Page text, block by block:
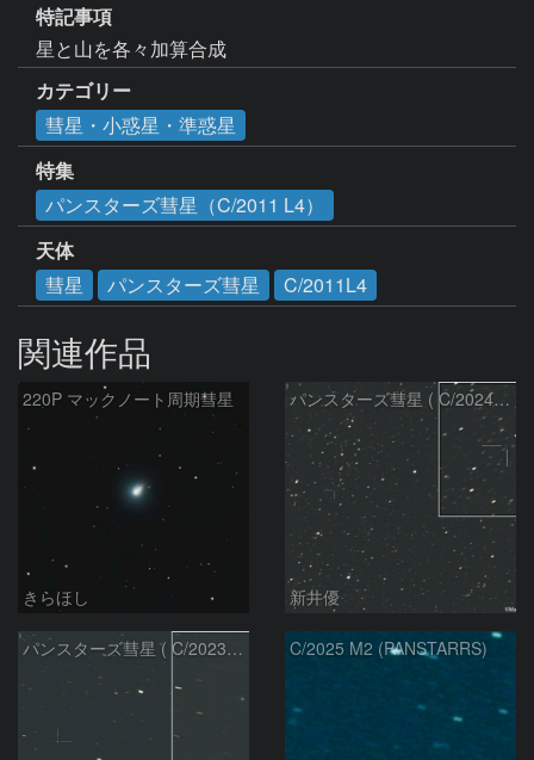
特記事項
星と山を各々加算合成
カテゴリー
彗星・小惑星・準惑星
特集
パンスターズ彗星（C/2011 L4）
天体
彗星
パンスターズ彗星 C/2011L4
関連作品
220P マックノート周期彗星
きらほし
パンスターズ彗星 ( C/2024R4 )：2026/07/27
新井優
パンスターズ彗星 ( C/2023R1 )：2026/07/09 C/2025 M2 (PANSTARRS)